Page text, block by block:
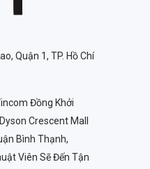
Quận 1, TP. Hồ Chí
Đồng Khởi
Crescent Mall
Bình Thạnh,
Viên Sẽ Đến Tận